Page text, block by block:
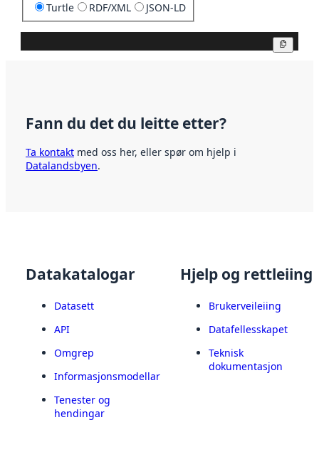
Turtle RDF/XML JSON-LD
Fann du det du leitte etter?
Ta kontakt med oss her, eller spør om hjelp i
Datalandsbyen.
Datakatalogar
Datasett
API
Omgrep
Informasjonsmodellar
Tenester og
hendingar
Hjelp og rettleiing
Brukerveileiing
Datafellesskapet
Teknisk
dokumentasjon